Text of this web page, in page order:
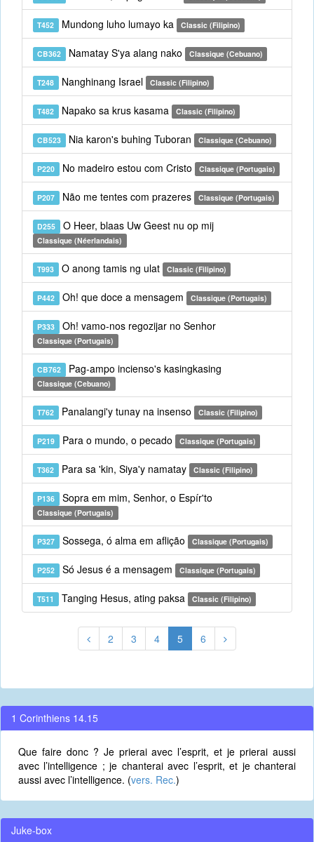
T452 Mundong luho lumayo ka Classic (Filipino)
CB362 Namatay S'ya alang nako Classique (Cebuano)
T248 Nanghinang Israel Classic (Filipino)
T482 Napako sa krus kasama Classic (Filipino)
CB523 Nia karon's buhing Tuboran Classique (Cebuano)
P220 No madeiro estou com Cristo Classique (Portugais)
P207 Não me tentes com prazeres Classique (Portugais)
D255 O Heer, blaas Uw Geest nu op mij
Classique (Néerlandais)
T993 O anong tamis ng ulat Classic (Filipino)
P442 Oh! que doce a mensagem Classique (Portugais)
P333 Oh! vamo-nos regozijar no Senhor
Classique (Portugais)
CB762 Pag-ampo incienso's kasingkasing
Classique (Cebuano)
T762 Panalangi'y tunay na insenso Classic (Filipino)
P219 Para o mundo, o pecado Classique (Portugais)
T362 Para sa 'kin, Siya'y namatay Classic (Filipino)
P136 Sopra em mim, Senhor, o Espír'to
Classique (Portugais)
P327 Sossega, ó alma em aflição Classique (Portugais)
P252 Só Jesus é a mensagem Classique (Portugais)
T511 Tanging Hesus, ating paksa Classic (Filipino)
2 3 4 5 6
1 Corinthiens 14.15
Que faire donc ? Je prierai avec l’esprit, et je prierai aussi
avec l’intelligence ; je chanterai avec l’esprit, et je chanterai
aussi avec l’intelligence. (vers. Rec.)
Juke-box